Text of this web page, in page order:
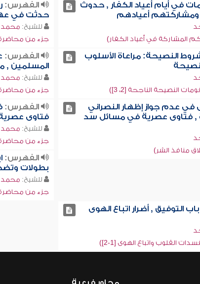
في أيام أعياد الكفار , حدوث
ومشاركتهم أعيادهم
المشاركة في أعياد الكفار)
الفهرس:
حدثت في
للشيخ: محمد
جزء من محاضرة
النصيحة: مراعاة الأسلوب
النصيحة الناجحة [2، 3])
الفهرس:
المسلمين ,
للشيخ: محمد
جزء من محاضرة (
في عدم جواز إظهار النصراني
, فتاوى عصرية في مسائل سد
منافذ الشر)
الفهرس:
فتاوى
للشيخ: محمد
جزء من محاضرة
الفهرس:
بطولات
للشيخ: محمد
جزء من محاضرة
التوفيق , أضرار اتباع الهوى
القلوب واتباع الهوى [1-2])